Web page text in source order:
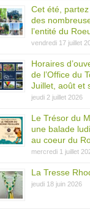
Cet été,
des
l’entité du
vendredi 17 juillet
Horaires
de l’Office du
Juillet, août et
jeudi 2 juillet 2026
Le Trésor du
une balade
au coeur du
mercredi 1 juillet
La Tresse
jeudi 18 juin 2026